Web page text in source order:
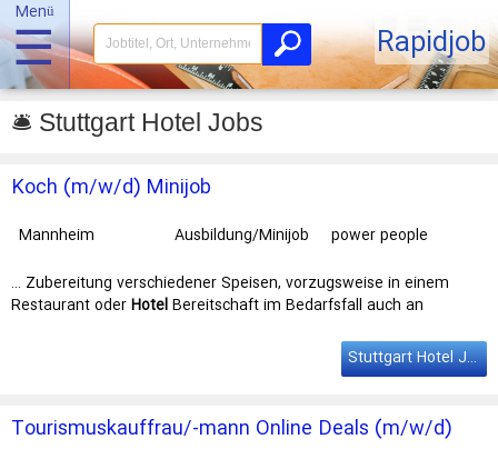
Menü
☰ Rapidjob
🛎️ Stuttgart Hotel Jobs
Koch (m/w/d) Minijob
Mannheim Ausbildung/Minijob
power people
… Zubereitung verschiedener Speisen, vorzugsweise in einem
Restaurant oderHotelBereitschaft im Bedarfsfall auch an
Berlin, Frankfurt, Hamburg, Hannover, Mannheim undStuttgartist
die power people GmbH bundesweit vertreten. Wir freuen uns auf
Stuttgart Hotel Jobs
Tourismuskauffrau/-mann Online Deals (m/w/d)